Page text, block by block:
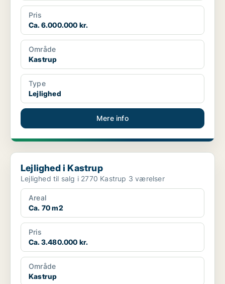
Pris
Ca. 6.000.000 kr.
Område
Kastrup
Type
Lejlighed
Mere info
Lejlighed i Kastrup
Lejlighed i Kastrup
Lejlighed til salg i 2770 Kastrup 3 værelser
Areal
Ca. 70 m2
Pris
Ca. 3.480.000 kr.
Område
Kastrup